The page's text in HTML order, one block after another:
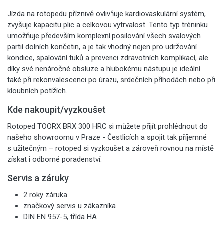
Jízda na rotopedu příznivě ovlivňuje kardiovaskulární systém,
zvyšuje kapacitu plic a celkovou vytrvalost. Tento typ tréninku
umožňuje především komplexní posilování všech svalových
partií dolních končetin, a je tak vhodný nejen pro udržování
kondice, spalování tuků a prevenci zdravotních komplikací, ale
díky své nenáročné obsluze a hlubokému nástupu je ideální
také při rekonvalescenci po úrazu, srdečních příhodách nebo při
kloubních potížích.
Kde nakoupit/vyzkoušet
Rotoped TOORX BRX 300 HRC si můžete přijít prohlédnout do
našeho showroomu v Praze - Čestlicích a spojit tak příjemné
s užitečným – rotoped si vyzkoušet a zároveň rovnou na místě
získat i odborné poradenství.
Servis a záruky
2 roky záruka
značkový servis u zákazníka
DIN EN 957-5, třída HA